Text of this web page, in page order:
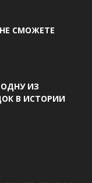
СМОЖЕТЕ
ИЗ
В ИСТОРИИ